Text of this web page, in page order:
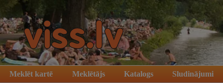
Meklēt kartē Meklētājs Katalogs Sludinājumi